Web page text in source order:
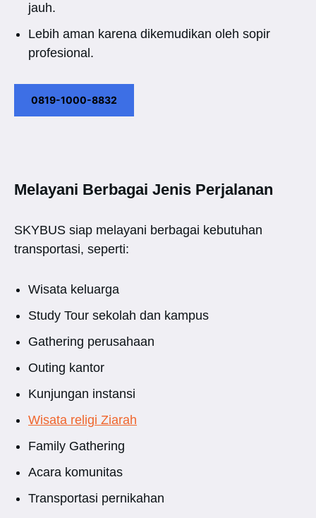
jauh.
Lebih aman karena dikemudikan oleh sopir
profesional.
0819-1000-8832
Melayani Berbagai Jenis Perjalanan
SKYBUS siap melayani berbagai kebutuhan
transportasi, seperti:
Wisata keluarga
Study Tour sekolah dan kampus
Gathering perusahaan
Outing kantor
Kunjungan instansi
Wisata religi Ziarah
Family Gathering
Acara komunitas
Transportasi pernikahan